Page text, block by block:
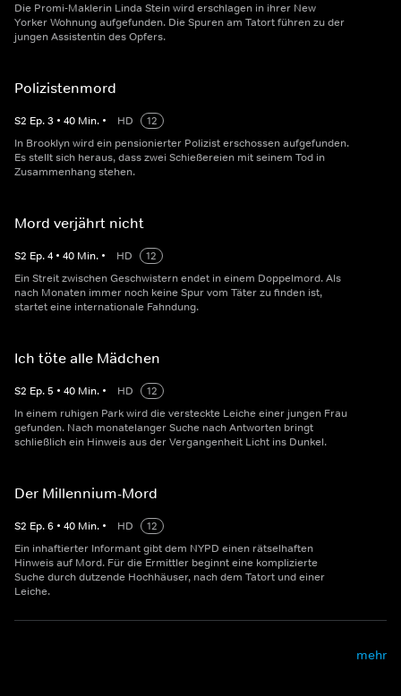
Die Promi-Maklerin Linda Stein wird erschlagen in ihrer New
Yorker Wohnung aufgefunden. Die Spuren am Tatort führen zu der
jungen Assistentin des Opfers.
Polizistenmord
S2 Ep.3 • 40 Min. • HD
12
In Brooklyn wird ein pensionierter Polizist erschossen aufgefunden.
Es stellt sich heraus, dass zwei Schießereien mit seinem Tod in
Zusammenhang stehen.
Mord verjährt nicht
S2 Ep.4 • 40 Min. • HD
12
Ein Streit zwischen Geschwistern endet in einem Doppelmord. Als
nach Monaten immer noch keine Spur vom Täter zu finden ist,
startet eine internationale Fahndung.
Ich töte alle Mädchen
S2 Ep.5 • 40 Min. • HD
12
In einem ruhigen Park wird die versteckte Leiche einer jungen Frau
gefunden. Nach monatelanger Suche nach Antworten bringt
schließlich ein Hinweis aus der Vergangenheit Licht ins Dunkel.
Der Millennium-Mord
S2 Ep.6 • 40 Min. • HD
12
Ein inhaftierter Informant gibt dem NYPD einen rätselhaften
Hinweis auf Mord. Für die Ermittler beginnt eine komplizierte
Suche durch dutzende Hochhäuser, nach dem Tatort und einer
Leiche.
mehr